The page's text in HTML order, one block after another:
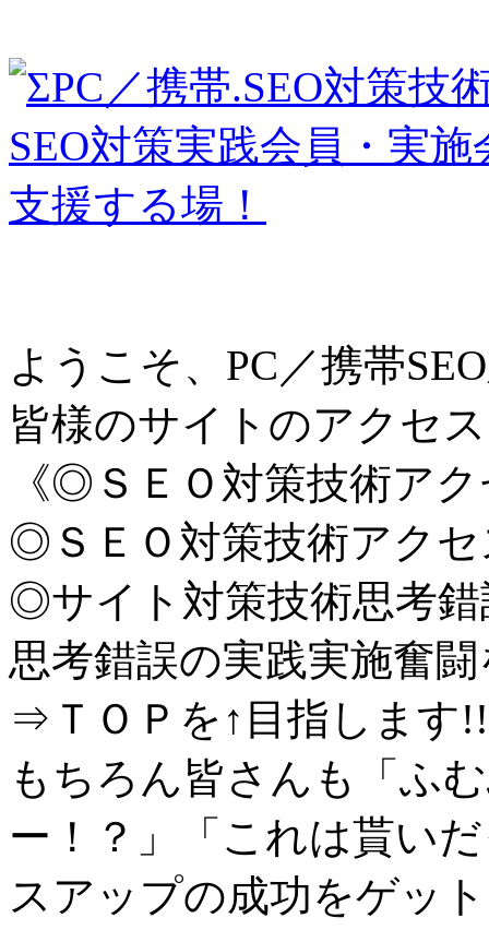
ようこそ、PC／携帯
皆様のサイトのアクセ
《◎ＳＥＯ対策技術ア
◎ＳＥＯ対策技術アク
◎サイト対策技術思考
思考錯誤の実践実施奮
⇒ＴＯＰを↑目指します!!
もちろん皆さんも「ふ
ー！？」「これは貰い
スアップの成功をゲッ